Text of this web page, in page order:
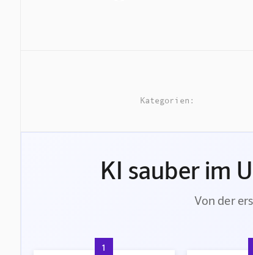
Kategorien:
KI sauber im
Von der
1